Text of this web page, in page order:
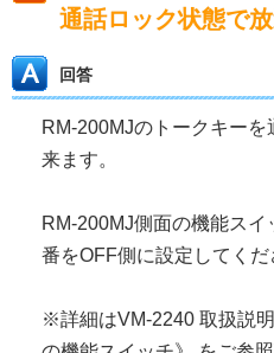
通話ロック状態で放
回答
RM-200MJのトークキー
来ます。
RM-200MJ側面の機能ス
番をOFF側に設定してくだ
※詳細はVM-2240 取扱説